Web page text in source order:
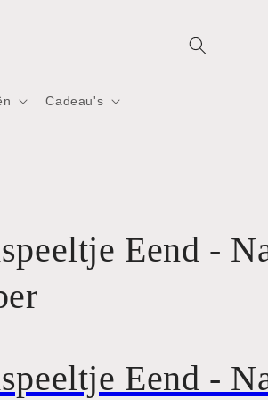
Cadeau's
Eend -
Eend -